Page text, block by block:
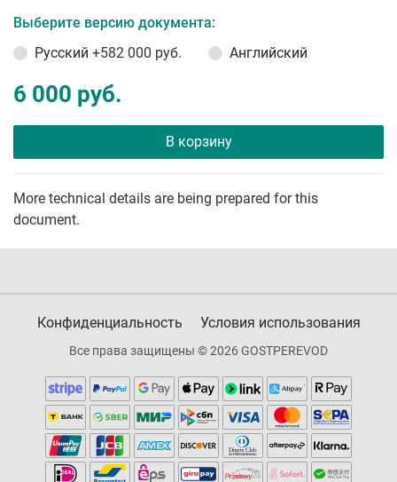
Выберите версию документа:
Русский +582 000 руб. Английский
6 000 руб.
В корзину
More technical details are being prepared for this
document.
Конфиденциальность Условия использования
Все права защищены © 2026 GOSTPEREVOD